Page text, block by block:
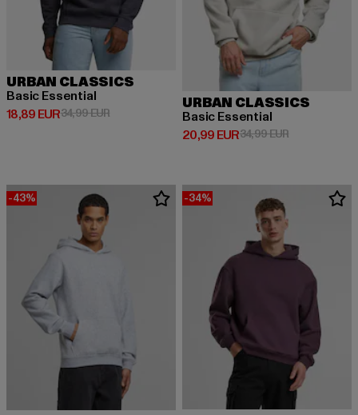
URBAN CLASSICS
Basic Essential
18,89 EUR
Derzeitiger Preis: 18,89 EUR
34,99 EURAktionspreis: 34,99 EUR
URBAN CLASSICS
Basic Essential
20,99 EUR
Derzeitiger Preis: 20,99 EUR
34,99 EURAktionspreis:
-43% -34%